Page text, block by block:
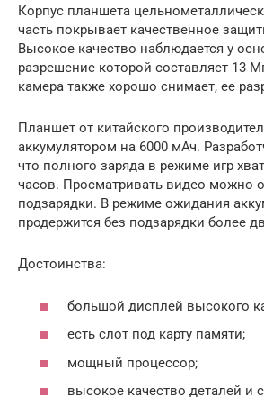
Корпус планшета
часть покрывает качественное
Высокое качество наблюдается у
разрешение которой составляет 13
камера также хорошо снимает, ее
Планшет от китайского
аккумулятором на 6000 мАч.
что полного заряда в режиме игр
часов. Просматривать видео можно
подзарядки. В режиме ожидания
продержится без подзарядки более
Достоинства:
большой дисплей высокого
есть слот под карту памяти;
мощный процессор;
высокое качество деталей и